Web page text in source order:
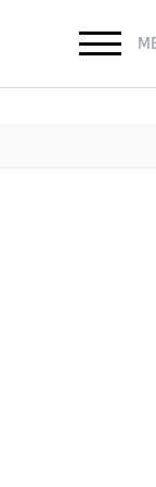
LUNI 10